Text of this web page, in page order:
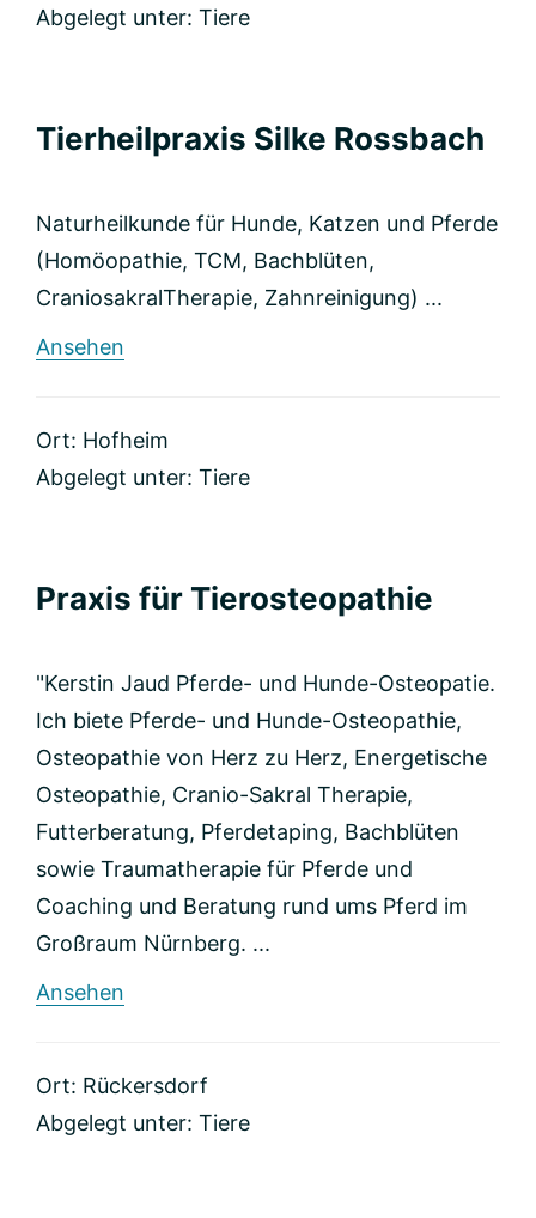
Abgelegt unter: Tiere
Tierheilpraxis Silke Rossbach
Naturheilkunde für Hunde, Katzen und Pferde
(Homöopathie, TCM, Bachblüten,
CraniosakralTherapie, Zahnreinigung) ...
Ansehen
Ort: Hofheim
Abgelegt unter: Tiere
Praxis für Tierosteopathie
"Kerstin Jaud Pferde- und Hunde-Osteopatie.
Ich biete Pferde- und Hunde-Osteopathie,
Osteopathie von Herz zu Herz, Energetische
Osteopathie, Cranio-Sakral Therapie,
Futterberatung, Pferdetaping, Bachblüten
sowie Traumatherapie für Pferde und
Coaching und Beratung rund ums Pferd im
Großraum Nürnberg. ...
Ansehen
Ort: Rückersdorf
Abgelegt unter: Tiere